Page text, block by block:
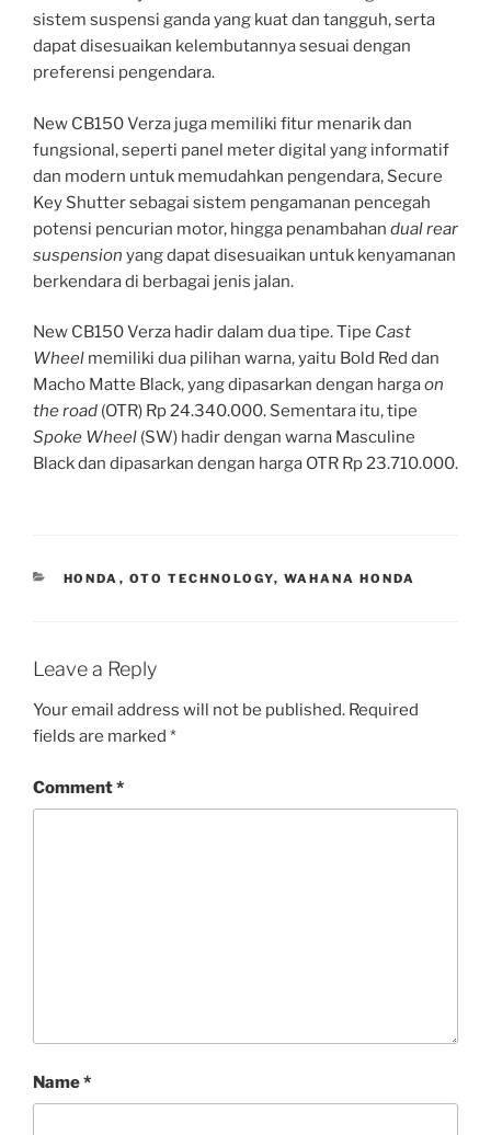
sistem suspensi ganda yang kuat dan tangguh, serta
dapat disesuaikan kelembutannya sesuai dengan
preferensi pengendara.
New CB150 Verza juga memiliki fitur menarik dan
fungsional, seperti panel meter digital yang informatif
dan modern untuk memudahkan pengendara, Secure
Key Shutter sebagai sistem pengamanan pencegah
potensi pencurian motor, hingga penambahan dual rear
suspension yang dapat disesuaikan untuk kenyamanan
berkendara di berbagai jenis jalan.
New CB150 Verza hadir dalam dua tipe. Tipe Cast
Wheel memiliki dua pilihan warna, yaitu Bold Red dan
Macho Matte Black, yang dipasarkan dengan hargaon
the road (OTR) Rp 24.340.000. Sementara itu, tipe
Spoke Wheel (SW) hadir dengan warna Masculine
Black dan dipasarkan dengan harga OTR Rp 23.710.000.
CATEGORIES
HONDA , OTO TECHNOLOGY, WAHANA HONDA
Leave a Reply
Your email address will not be published. Required
fields are marked *
Comment*
Name*